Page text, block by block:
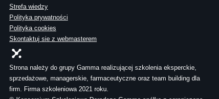
Strefa wiedzy
Polityka prywatności
Polityka cookies
Skontaktuj sie z webmasterem
Strona należy do grupy Gamma realizującej szkolenia eksperckie,
sprzedażowe, managerskie, farmaceutyczne oraz team building dla
firm. Firma szkoleniowa 2021 roku.